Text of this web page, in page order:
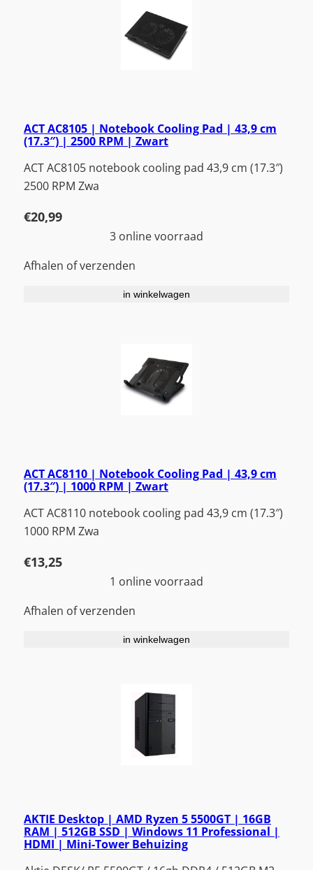
ACT AC8105 | Notebook Cooling Pad | 43,9 cm
(17.3″) | 2500 RPM | Zwart
ACT AC8105 notebook cooling pad 43,9 cm (17.3″)
2500 RPM Zwa
€20,99
3 online voorraad
Afhalen of verzenden
in winkelwagen
ACT AC8110 | Notebook Cooling Pad | 43,9 cm
(17.3″) | 1000 RPM | Zwart
ACT AC8110 notebook cooling pad 43,9 cm (17.3″)
1000 RPM Zwa
€13,25
1 online voorraad
Afhalen of verzenden
in winkelwagen
AKTIE Desktop | AMD Ryzen 5 5500GT | 16GB
RAM | 512GB SSD | Windows 11 Professional |
HDMI | Mini-Tower Behuizing